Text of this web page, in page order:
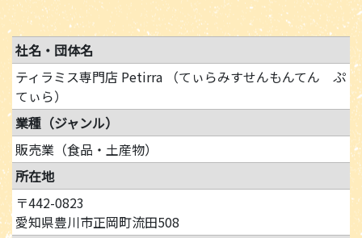
社名・団体名
ティラミス専門店 Petirra （てぃらみすせんもんてん ぷ
てぃら）
業種（ジャンル）
販売業（食品・土産物）
所在地
〒442-0823
愛知県豊川市正岡町流田508